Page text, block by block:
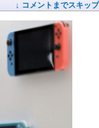
↓ コメントまでスキップ